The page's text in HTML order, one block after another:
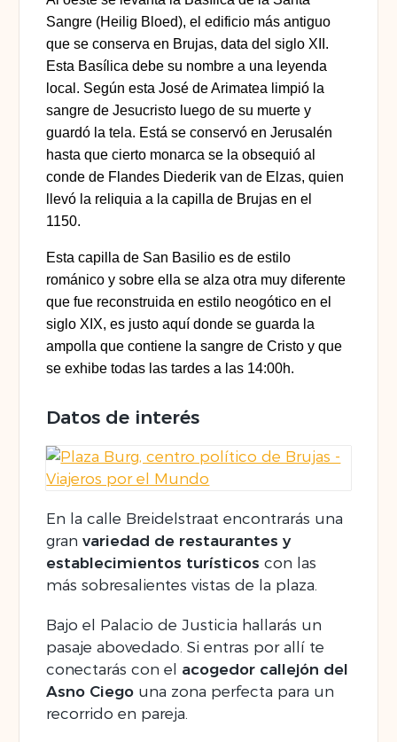
Sangre (Heilig Bloed), el edificio más antiguo
que se conserva en Brujas, data del siglo XII.
Esta Basílica debe su nombre a una leyenda
local. Según esta José de Arimatea limpió la
sangre de Jesucristo luego de su muerte y
guardó la tela. Está se conservó en Jerusalén
hasta que cierto monarca se la obsequió al
conde de Flandes Diederik van de Elzas, quien
llevó la reliquia a la capilla de Brujas en el
1150.
Estacapilla de San Basilio es de estilo
románico y sobre ella se alza otra muy diferente
que fue reconstruida en estilo neogótico en el
siglo XIX, es justo aquí donde se guarda la
ampolla que contiene la sangre de Cristo y que
se exhibe todas las tardes a las 14:00h.
Datos de interés
En la calle Breidelstraat encontrarás una
granvariedad de restaurantes y
establecimientos turísticos con las
más sobresalientes vistas de la plaza.
Bajo el Palacio de Justicia hallarás un
pasaje abovedado. Si entras por allí te
conectarás con el acogedor callejón del
Asno Ciego una zona perfecta para un
recorrido en pareja.